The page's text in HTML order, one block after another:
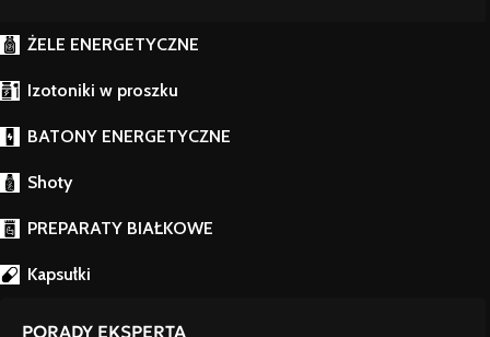
ŻELE ENERGETYCZNE
Izotoniki w proszku
BATONY ENERGETYCZNE
Shoty
PREPARATY BIAŁKOWE
Kapsułki
PORADY EKSPERTA